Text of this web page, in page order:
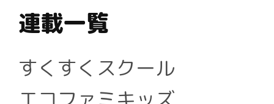
連載一覧
すくすくスクール